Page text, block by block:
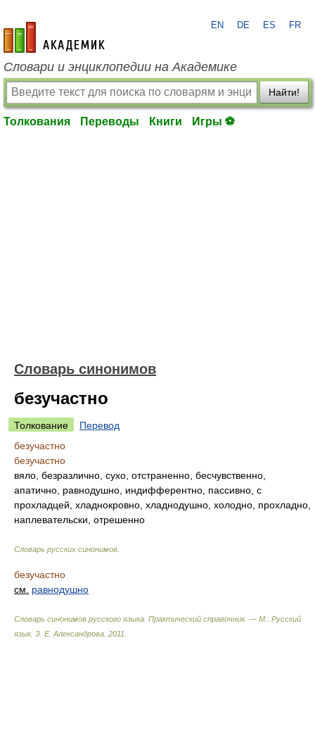
academic.ru
EN DE ES FR
Словари и энциклопедии на Академике
Найти!
Толкования Переводы Книги Игры ⚽
Словарь синонимов
безучастно
Толкование
Перевод
безучастно
безучастно
вяло, безразлично, сухо, отстраненно, бесчувственно,
апатично, равнодушно, индифферентно, пассивно, с
прохладцей, хладнокровно, хладнодушно, холодно, прохладно,
наплевательски, отрешенно
Словарь русских синонимов
безучастно
см.
равнодушно
Словарь синонимов русского языка. Практический справочник. — М.: Русский
язык. З. Е. Александрова 2011